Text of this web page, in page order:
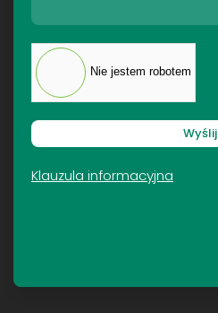
Nie jestem robotem
Wyślij
Klauzula informacyjna